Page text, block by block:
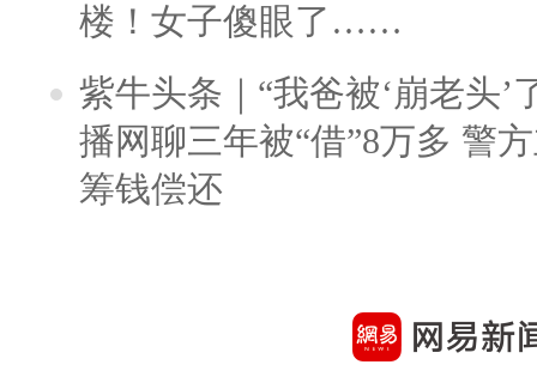
楼！女子傻眼了……
紫牛头条｜“我爸被‘崩老头’
播网聊三年被“借”8万多 警
筹钱偿还